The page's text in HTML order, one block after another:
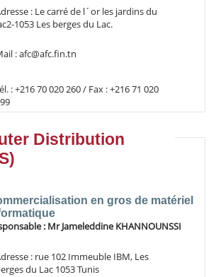
: Le carré de l´or les jardins du
1053 Les berges du Lac.
: afc@afc.fin.tn
: +216 70 020 260 / Fax : +216 71 020
Distribution
en gros de matériel
: Mr Jameleddine KHANNOUNSSI
: rue 102 Immeuble IBM, Les
du Lac 1053 Tunis